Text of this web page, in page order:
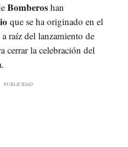
Bomberos han
que se ha originado en el
a raíz del lanzamiento de
cerrar la celebración del